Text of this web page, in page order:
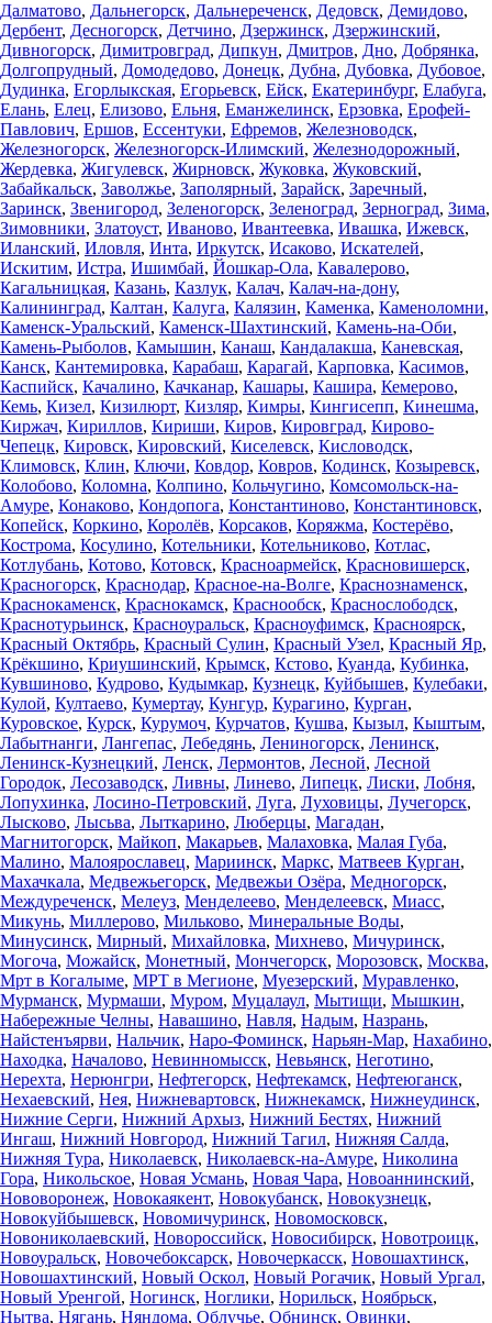
Далматово, Дальнегорск, Дальнереченск, Дедовск, Демидово,
Дербент, Десногорск, Детчино, Дзержинск, Дзержинский,
Дивногорск, Димитровград, Дипкун, Дмитров, Дно, Добрянка,
Долгопрудный, Домодедово, Донецк, Дубна, Дубовка, Дубовое,
Дудинка, Егорлыкская, Егорьевск, Ейск, Екатеринбург, Елабуга,
Елань, Елец, Елизово, Ельня, Еманжелинск, Ерзовка, Ерофей-
Павлович, Ершов, Ессентуки, Ефремов, Железноводск,
Железногорск, Железногорск-Илимский, Железнодорожный,
Жердевка, Жигулевск, Жирновск, Жуковка, Жуковский,
Забайкальск, Заволжье, Заполярный, Зарайск, Заречный,
Заринск, Звенигород, Зеленогорск, Зеленоград, Зерноград, Зима,
Зимовники, Златоуст, Иваново, Ивантеевка, Ивашка, Ижевск,
Иланский, Иловля, Инта, Иркутск, Исаково, Искателей,
Искитим, Истра, Ишимбай, Йошкар-Ола, Кавалерово,
Кагальницкая, Казань, Казлук, Калач, Калач-на-дону,
Калининград, Калтан, Калуга, Калязин, Каменка, Каменоломни,
Каменск-Уральский, Каменск-Шахтинский, Камень-на-Оби,
Камень-Рыболов, Камышин, Канаш, Кандалакша, Каневская,
Канск, Кантемировка, Карабаш, Карагай, Карповка, Касимов,
Каспийск, Качалино, Качканар, Кашары, Кашира, Кемерово,
Кемь, Кизел, Кизилюрт, Кизляр, Кимры, Кингисепп, Кинешма,
Киржач, Кириллов, Кириши, Киров, Кировград, Кирово-
Чепецк, Кировск, Кировский, Киселевск, Кисловодск,
Климовск, Клин, Ключи, Ковдор, Ковров, Кодинск, Козыревск,
Колобово, Коломна, Колпино, Кольчугино, Комсомольск-на-
Амуре, Конаково, Кондопога, Константиново, Константиновск,
Копейск, Коркино, Королёв, Корсаков, Коряжма, Костерёво,
Кострома, Косулино, Котельники, Котельниково, Котлас,
Котлубань, Котово, Котовск, Красноармейск, Красновишерск,
Красногорск, Краснодар, Красное-на-Волге, Краснознаменск,
Краснокаменск, Краснокамск, Краснообск, Краснослободск,
Краснотурьинск, Красноуральск, Красноуфимск, Красноярск,
Красный Октябрь, Красный Сулин, Красный Узел, Красный Яр,
Крёкшино, Криушинский, Крымск, Кстово, Куанда, Кубинка,
Кувшиново, Кудрово, Кудымкар, Кузнецк, Куйбышев, Кулебаки,
Кулой, Култаево, Кумертау, Кунгур, Курагино, Курган,
Куровское, Курск, Курумоч, Курчатов, Кушва, Кызыл, Кыштым,
Лабытнанги, Лангепас, Лебедянь, Лениногорск, Ленинск,
Ленинск-Кузнецкий, Ленск, Лермонтов, Лесной, Лесной
Городок, Лесозаводск, Ливны, Линево, Липецк, Лиски, Лобня,
Лопухинка, Лосино-Петровский, Луга, Луховицы, Лучегорск,
Лысково, Лысьва, Лыткарино, Люберцы, Магадан,
Магнитогорск, Майкоп, Макарьев, Малаховка, Малая Губа,
Малино, Малоярославец, Мариинск, Маркс, Матвеев Курган,
Махачкала, Медвежьегорск, Медвежьи Озёра, Медногорск,
Междуреченск, Мелеуз, Менделеево, Менделеевск, Миасс,
Микунь, Миллерово, Мильково, Минеральные Воды,
Минусинск, Мирный, Михайловка, Михнево, Мичуринск,
Могоча, Можайск, Монетный, Мончегорск, Морозовск, Москва,
Мрт в Когалыме, МРТ в Мегионе, Муезерский, Муравленко,
Мурманск, Мурмаши, Муром, Муцалаул, Мытищи, Мышкин,
Набережные Челны, Навашино, Навля, Надым, Назрань,
Найстенъярви, Нальчик, Наро-Фоминск, Нарьян-Мар, Нахабино,
Находка, Началово, Невинномысск, Невьянск, Неготино,
Нерехта, Нерюнгри, Нефтегорск, Нефтекамск, Нефтеюганск,
Нехаевский, Нея, Нижневартовск, Нижнекамск, Нижнеудинск,
Нижние Серги, Нижний Архыз, Нижний Бестях, Нижний
Ингаш, Нижний Новгород, Нижний Тагил, Нижняя Салда,
Нижняя Тура, Николаевск, Николаевск-на-Амуре, Николина
Гора, Никольское, Новая Усмань, Новая Чара, Новоаннинский,
Нововоронеж, Новокаякент, Новокубанск, Новокузнецк,
Новокуйбышевск, Новомичуринск, Новомосковск,
Новониколаевский, Новороссийск, Новосибирск, Новотроицк,
Новоуральск, Новочебоксарск, Новочеркасск, Новошахтинск,
Новошахтинский, Новый Оскол, Новый Рогачик, Новый Ургал,
Новый Уренгой, Ногинск, Ноглики, Норильск, Ноябрьск,
Нытва, Нягань, Няндома, Облучье, Обнинск, Овинки,